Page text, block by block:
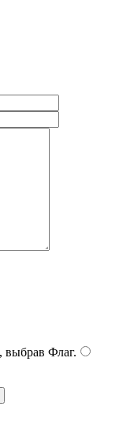
выбрав Флаг.